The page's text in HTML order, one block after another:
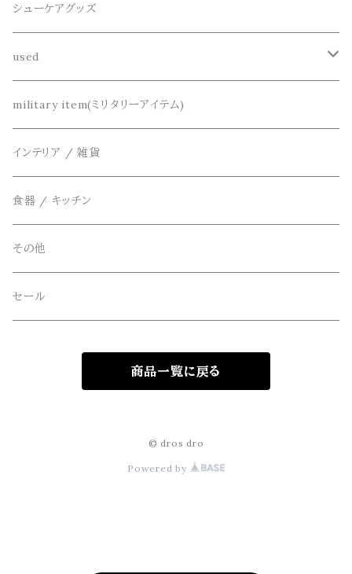
dros dro(ドロスドロ)
DETAIL(ディティール)
THE FLAVOR DESIGN(ザ フレーバーデザイン)
FOB FACTORY(エフオービーファクトリー)
Four Seasons Garage(FSG)
freewaters(フリーウォータース)
GLOBE(グローブ)
hanakazari(ハナカザリ)
Hub&Spoke(ハブアンドスポーク)
シャツ
カーディガン
キーアクセサリー
財布、コインケース、マネークリップ
鞄
シューケアグッズ
used
リメイク
アクセサリー
military item(ミリタリーアイテム)
インテリア / 雑貨
食器 / キッチン
その他
セール
商品一覧に戻る
© dros dro
Powered by